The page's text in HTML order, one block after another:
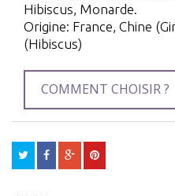
Hibiscus, Monarde.
Origine: France, Chine
(Hibiscus)
COMMENT CHOISIR ?